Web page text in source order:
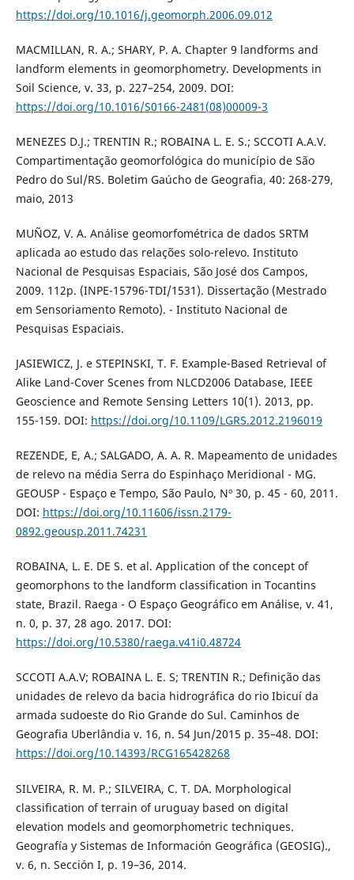
https://doi.org/10.1016/j.geomorph.2006.09.012
MACMILLAN, R. A.; SHARY, P. A. Chapter 9 landforms and
landform elements in geomorphometry. Developments in
Soil Science, v. 33, p. 227–254, 2009. DOI:
https://doi.org/10.1016/S0166-2481(08)00009-3
MENEZES D.J.; TRENTIN R.; ROBAINA L. E. S.; SCCOTI A.A.V.
Compartimentação geomorfológica do município de São
Pedro do Sul/RS. Boletim Gaúcho de Geografia, 40: 268-279,
maio, 2013
MUÑOZ, V. A. Análise geomorfométrica de dados SRTM
aplicada ao estudo das relações solo-relevo. Instituto
Nacional de Pesquisas Espaciais, São José dos Campos,
2009. 112p. (INPE-15796-TDI/1531). Dissertação (Mestrado
em Sensoriamento Remoto). - Instituto Nacional de
Pesquisas Espaciais.
JASIEWICZ, J. e STEPINSKI, T. F. Example-Based Retrieval of
Alike Land-Cover Scenes from NLCD2006 Database, IEEE
Geoscience and Remote Sensing Letters 10(1). 2013, pp.
155-159. DOI: https://doi.org/10.1109/LGRS.2012.2196019
REZENDE, E, A.; SALGADO, A. A. R. Mapeamento de unidades
de relevo na média Serra do Espinhaço Meridional - MG.
GEOUSP - Espaço e Tempo, São Paulo, Nº 30, p. 45 - 60, 2011.
DOI: https://doi.org/10.11606/issn.2179-
0892.geousp.2011.74231
ROBAINA, L. E. DE S. et al. Application of the concept of
geomorphons to the landform classification in Tocantins
state, Brazil. Raega - O Espaço Geográfico em Análise, v. 41,
n. 0, p. 37, 28 ago. 2017. DOI:
https://doi.org/10.5380/raega.v41i0.48724
SCCOTI A.A.V; ROBAINA L. E. S; TRENTIN R.; Definição das
unidades de relevo da bacia hidrográfica do rio Ibicuí da
armada sudoeste do Rio Grande do Sul. Caminhos de
Geografia Uberlândia v. 16, n. 54 Jun/2015 p. 35–48. DOI:
https://doi.org/10.14393/RCG165428268
SILVEIRA, R. M. P.; SILVEIRA, C. T. DA. Morphological
classification of terrain of uruguay based on digital
elevation models and geomorphometric techniques.
Geografía y Sistemas de Información Geográfica (GEOSIG).,
v. 6, n. Sección I, p. 19–36, 2014.